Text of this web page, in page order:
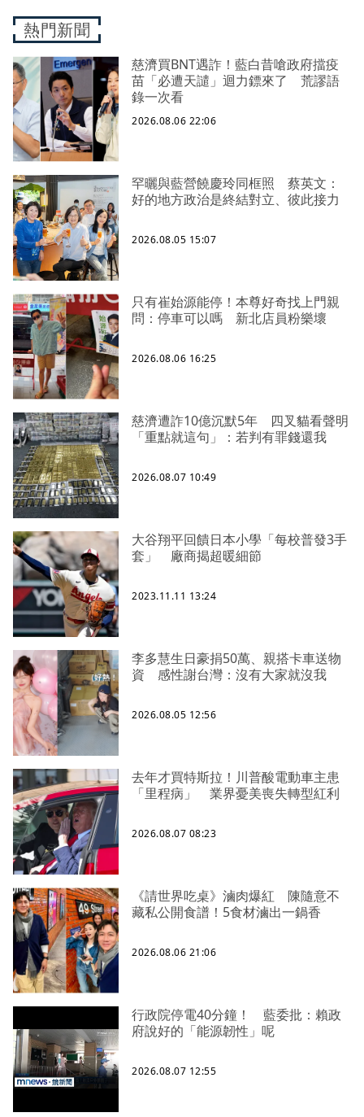
熱門新聞
慈濟買BNT遇詐！藍白昔嗆政府擋疫
苗「必遭天譴」迴力鏢來了 荒謬語
錄一次看
2026.08.06 22:06
罕曬與藍營饒慶玲同框照 蔡英文：
好的地方政治是終結對立、彼此接力
2026.08.05 15:07
只有崔始源能停！本尊好奇找上門親
問：停車可以嗎 新北店員粉樂壞
2026.08.06 16:25
慈濟遭詐10億沉默5年 四叉貓看聲明
「重點就這句」：若判有罪錢還我
2026.08.07 10:49
大谷翔平回饋日本小學「每校普發3手
套」 廠商揭超暖細節
2023.11.11 13:24
李多慧生日豪捐50萬、親搭卡車送物
資 感性謝台灣：沒有大家就沒我
2026.08.05 12:56
去年才買特斯拉！川普酸電動車主患
「里程病」 業界憂美喪失轉型紅利
2026.08.07 08:23
《請世界吃桌》滷肉爆紅 陳隨意不
藏私公開食譜！5食材滷出一鍋香
2026.08.06 21:06
行政院停電40分鐘！ 藍委批：賴政
府說好的「能源韌性」呢
2026.08.07 12:55